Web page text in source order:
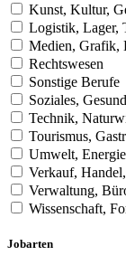
Kunst, Kultur,
Logistik, Lager,
Medien, Grafik,
Rechtswesen
Sonstige Berufe
Soziales,
Technik,
Tourismus,
Umwelt,
Verkauf,
Verwaltung,
Wissenschaft,
Jobarten